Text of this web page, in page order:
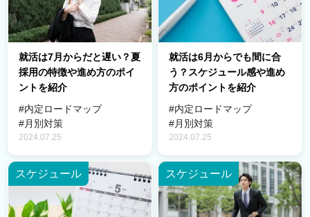
就活は7月からだと遅い？夏
採用の特徴や進め方のポイ
ントを紹介
#内定ロードマップ
#月別対策
2024.07.25
就活は6月からでも間に合
う？スケジュール感や進め
方のポイントを紹介
#内定ロードマップ
#月別対策
2024.07.25
スケジュール スケジュール